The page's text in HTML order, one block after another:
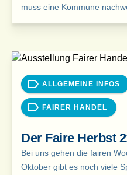
muss eine Kommune
ALLGEMEINE INFOS
FAIRER HANDEL
Der Faire Herbst
Bei uns gehen die fairen
Oktober gibt es noch viele